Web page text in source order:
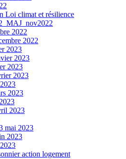
Loi climat et résilience
2022
2022
2023
2023
2023
2023
2023
2023
mai 2023
2023
action logement